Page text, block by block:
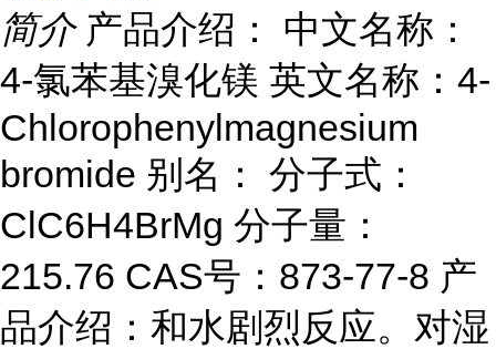
简介 产品介绍： 中文名称：
4-氯苯基溴化镁 英文名称：4-
Chlorophenylmagnesium
bromide 别名： 分子式：
ClC6H4BrMg 分子量：
215.76 CAS号：873-77-8 产
品介绍：和水剧烈反应。对湿